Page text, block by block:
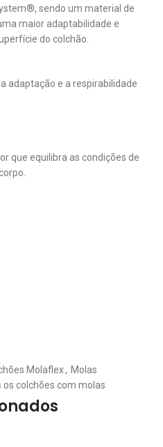
sendo um material de
maior adaptabilidade e
do colchão.
adaptação e a respirabilidade
que equilibra as condições de
Molaflex, Molas
os colchões com molas